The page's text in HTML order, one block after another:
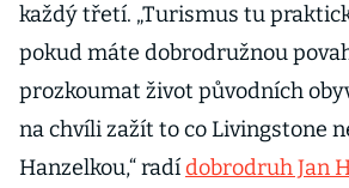
každý třetí. „Turismus tu
pokud máte dobrodružnou
prozkoumat život původních
na chvíli zažít to co Livingstone
Hanzelkou,“ radídobrodruh Jan